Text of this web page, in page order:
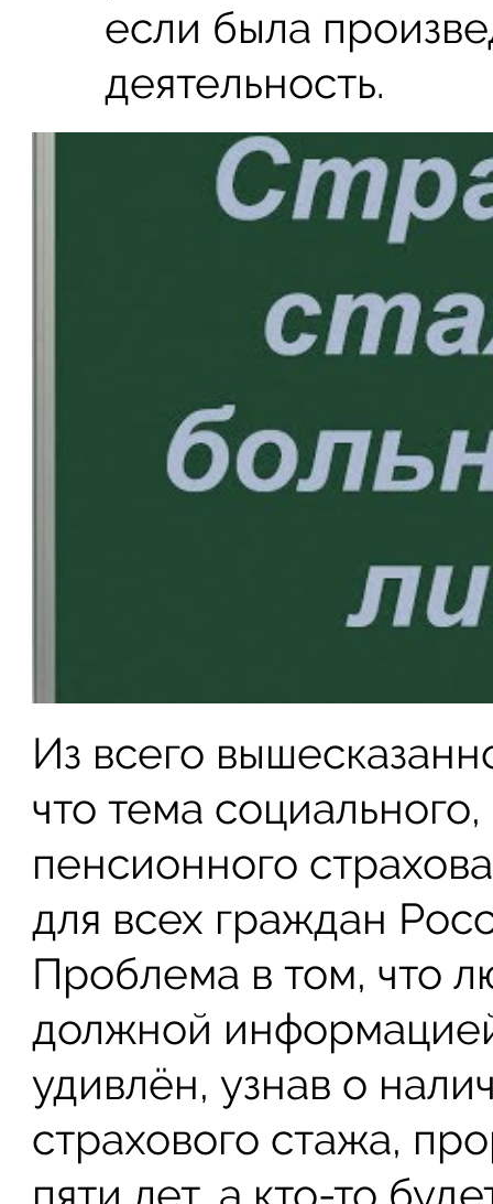
если была
деятельность.
Из всего
что тема
пенсионного
для всех граждан
Проблема в том, что
должной
удивлён, узнав о
страхового стажа,
пяти лет, а кто-то